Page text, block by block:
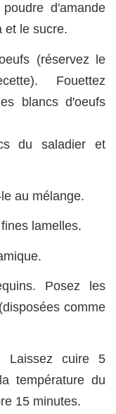
d'amande
et le sucre.
(réservez le
Fouettez
blancs d'oeufs
du saladier et
au mélange.
lamelles.
Posez les
comme
Laissez cuire 5
température du
15 minutes.